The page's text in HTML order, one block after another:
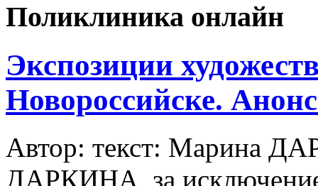
Поликлиника онлайн
Экспозиции
Новороссийске.
Автор: текст: Марина
ДАРКИНА, за